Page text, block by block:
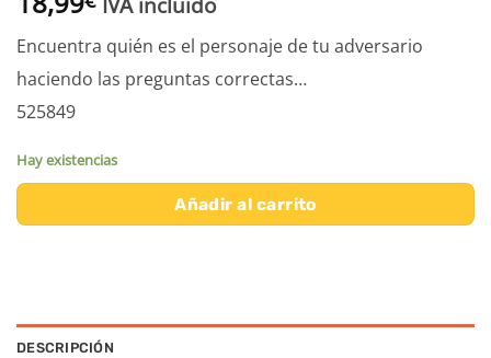
Encuentra quién es el personaje de tu adversario
haciendo las preguntas correctas…
525849
Hay existencias
Añadir al carrito
DESCRIPCIÓN